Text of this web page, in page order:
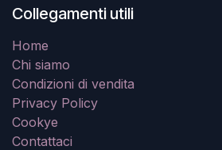
Collegamenti utili
Home
Chi siamo
Condizioni di vendita
Privacy Policy
Cookye
Contattaci